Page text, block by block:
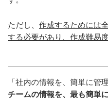
ただし、 作成するためには
する必要があり、作成難易
「社内の情報を、簡単に管
チームの情報を、最も簡単